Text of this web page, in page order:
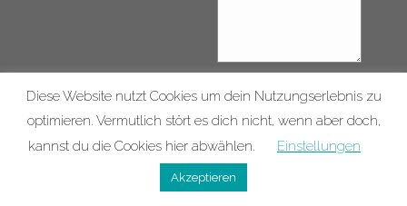
Senden
Kontakt
Impressum
Datenschutzerklärung
© 2026 |
Diese Website nutzt Cookies um dein Nutzungserlebnis zu
optimieren. Vermutlich stört es dich nicht, wenn aber doch,
kannst du die Cookies hier abwählen.
Einstellungen
Akzeptieren